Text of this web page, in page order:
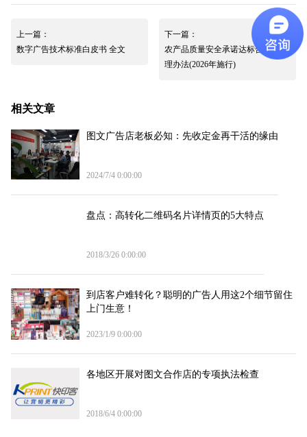
上一篇：
数字广告技术标准白皮书 全文
下一篇：
农产品质量安全承诺达标合格证管
理办法(2026年施行)
相关文章
图文广告店老板必知：先收定金再干活的缘由
2024/7/4 0:00:00
盘点：高转化二维码名片详情页的5大特点
2018/3/26 0:00:00
到店客户难转化？聪明的广告人用这2个细节留住
上门生意！
2023/1/9 0:00:00
各地区开展对图文合作店的专项执法检查
2018/6/4 0:00:00